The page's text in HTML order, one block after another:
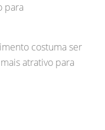
para
costuma ser
atrativo para